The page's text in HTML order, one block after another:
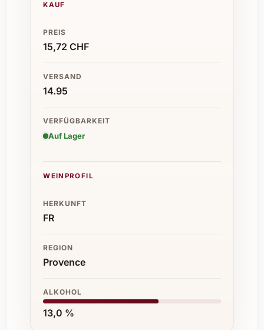
KAUF
PREIS
15,72 CHF
VERSAND
14.95
VERFÜGBARKEIT
Auf Lager
WEINPROFIL
HERKUNFT
FR
REGION
Provence
ALKOHOL
13,0 %